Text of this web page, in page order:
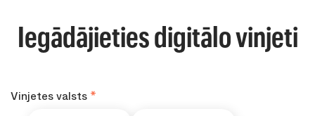
Iegādājieties digitālo vinjeti
Vinjetes valsts